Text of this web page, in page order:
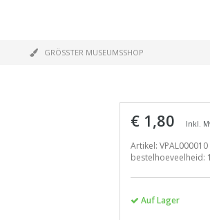
GRÖSSTER MUSEUMSSHOP
€ 1,80 Inkl.
Artikel:
bestelhoeveelheid:
Auf Lager